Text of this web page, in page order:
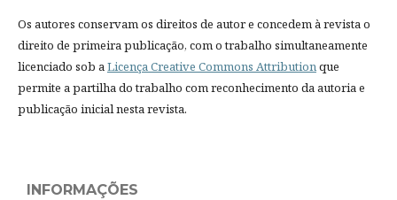
Os autores conservam os direitos de autor e concedem à revista o
direito de primeira publicação, com o trabalho simultaneamente
licenciado sob aLicença Creative Commons Attributionque
permite a partilha do trabalho com reconhecimento da autoria e
publicação inicial nesta revista.
INFORMAÇÕES